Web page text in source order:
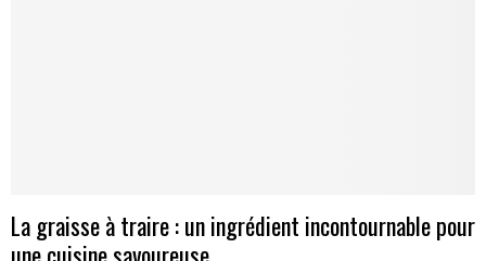
La graisse à traire : un ingrédient incontournable pour